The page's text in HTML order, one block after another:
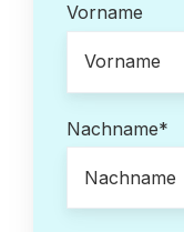
Vorname
Nachname*